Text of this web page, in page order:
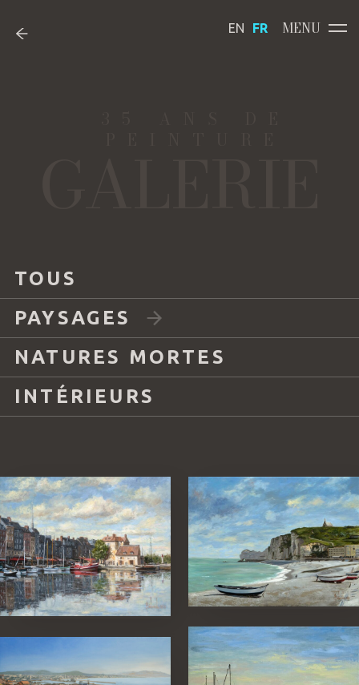
TOUS
PAYSAGES
NATURES MORTES
INTÉRIEURS
EN FR MENU